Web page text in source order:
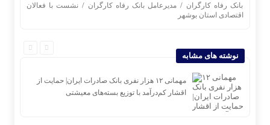
بانک رفاه کارگران / مدیرعامل بانک رفاه کارگران / نشست با فعالان
اقتصادی استان بوشهر
نوشته های مشابه
مهمانی ۱۲ هزار نفری بانک صادرات ایران| حمایت از
اقشار کم‌درآمد با توزیع بسته‌های معیشتی